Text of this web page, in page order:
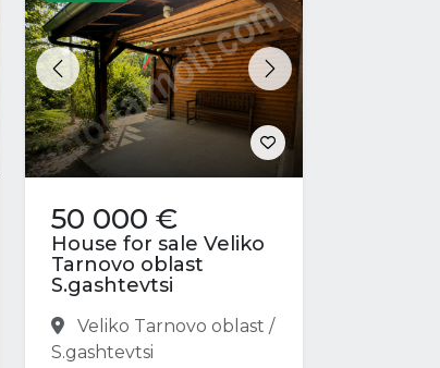
Previous Next
50 000 €
House for sale Veliko
Tarnovo oblast
S.gashtevtsi
Veliko Tarnovo oblast /
S.gashtevtsi